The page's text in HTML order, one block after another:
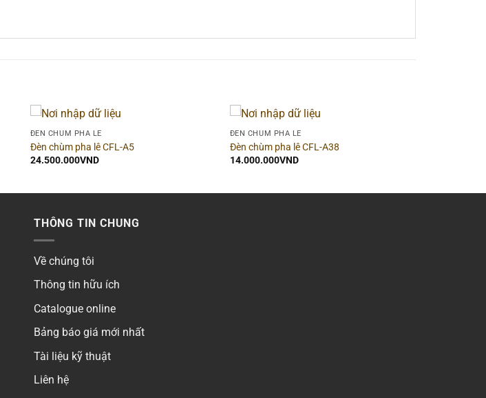
ĐÈN CHÙM PHA LÊ
Đèn chùm pha lê CFL-A5
24.500.000VND
ĐÈN CHÙM PHA LÊ
Đèn chùm pha lê CFL-A38
14.000.000VND
THÔNG TIN CHUNG
Về chúng tôi
Thông tin hữu ích
Catalogue online
Bảng báo giá mới nhất
Tài liệu kỹ thuật
Liên hệ